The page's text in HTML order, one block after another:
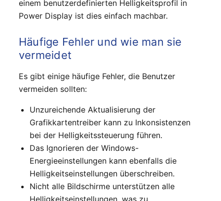
einem benutzerdefinierten Helligkeitsprofil in
Power Display ist dies einfach machbar.
Häufige Fehler und wie man sie
vermeidet
Es gibt einige häufige Fehler, die Benutzer
vermeiden sollten:
Unzureichende Aktualisierung der
Grafikkartentreiber kann zu Inkonsistenzen
bei der Helligkeitssteuerung führen.
Das Ignorieren der Windows-
Energieeinstellungen kann ebenfalls die
Helligkeitseinstellungen überschreiben.
Nicht alle Bildschirme unterstützen alle
Helligkeitseinstellungen, was zu